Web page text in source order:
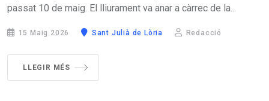
passat 10 de maig. El lliurament va anar a càrrec de la...
15 Maig 2026 Sant Julià de Lòria Redacció
LLEGIR MÉS